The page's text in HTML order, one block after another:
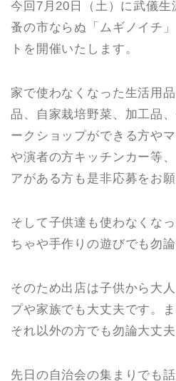
今回7月20日（土）に武儀生
蚤の市ならぬ「ムギノイチ
トを開催いたします。
家で使わなくなった生活用
品、自家栽培野菜、加工品
ークショップができる方や
や演者の方キッチンカー等
アがある方も是非応募をお願
そして子供達も使わなくな
ちゃや手作りの遊びでも勿論
そのため出店は子供から大
プや家族でも大丈夫です。
それ以外の方でも勿論大丈夫
先日の自治会の集まりでも